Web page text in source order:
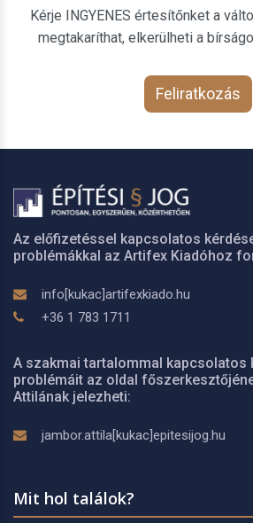
Kérje INGYENES értesítőnket a
megtakaríthat, elkerülheti a
Feliratkozás
Az előfizetéssel kapcsolatos
problémákkal az Artifex Kiadóhoz
info[kukac]artifexkiado.hu
+36 1 783 1711
A szakmai tartalommal kapcsolatos
problémáit az oldal
Attilának jelezheti:
jambor.attila[kukac]epitesijog.hu
Mit hol találok?